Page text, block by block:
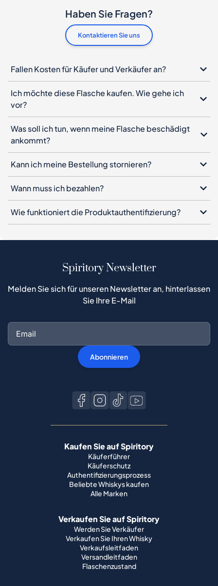
Haben Sie Fragen?
Kontaktieren Sie uns
Fallen Kosten für Käufer und Verkäufer an?
Ich möchte diese Flasche kaufen. Wie gehe ich
vor?
Was soll ich tun, wenn meine Flasche beschädigt
ankommt?
Kann ich meine Bestellung stornieren?
Wann muss ich bezahlen?
Wie funktioniert die Produktauthentifizierung?
Spiritory Newsletter
Melden Sie sich für unseren Newsletter an, hinterlassen
Sie Ihre E-Mail
Abonnieren
Kaufen Sie auf Spiritory
Käuferführer
Käuferschutz
Authentifizierungsprozess
Beliebte Whiskys kaufen
Alle Marken
Verkaufen Sie auf Spiritory
Werden Sie Verkäufer
Verkaufen Sie Ihren Whisky
Verkaufsleitfaden
Versandleitfaden
Flaschenzustand